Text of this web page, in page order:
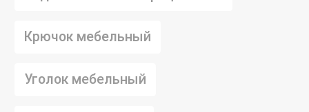
Крючок мебельный
Уголок мебельный